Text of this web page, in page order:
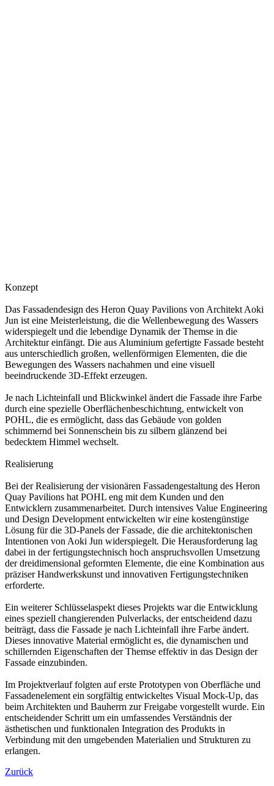
Konzept
Das Fassadendesign des Heron Quay Pavilions von Architekt Aoki
Jun ist eine Meisterleistung, die die Wellenbewegung des Wassers
widerspiegelt und die lebendige Dynamik der Themse in die
Architektur einfängt. Die aus Aluminium gefertigte Fassade besteht
aus unterschiedlich großen, wellenförmigen Elementen, die die
Bewegungen des Wassers nachahmen und eine visuell
beeindruckende 3D-Effekt erzeugen.
Je nach Lichteinfall und Blickwinkel ändert die Fassade ihre Farbe
durch eine spezielle Oberflächenbeschichtung, entwickelt von
POHL, die es ermöglicht, dass das Gebäude von golden
schimmernd bei Sonnenschein bis zu silbern glänzend bei
bedecktem Himmel wechselt.
Realisierung
Bei der Realisierung der visionären Fassadengestaltung des Heron
Quay Pavilions hat POHL eng mit dem Kunden und den
Entwicklern zusammenarbeitet. Durch intensives Value Engineering
und Design Development entwickelten wir eine kostengünstige
Lösung für die 3D-Panels der Fassade, die die architektonischen
Intentionen von Aoki Jun widerspiegelt. Die Herausforderung lag
dabei in der fertigungstechnisch hoch anspruchsvollen Umsetzung
der dreidimensional geformten Elemente, die eine Kombination aus
präziser Handwerkskunst und innovativen Fertigungstechniken
erforderte.
Ein weiterer Schlüsselaspekt dieses Projekts war die Entwicklung
eines speziell changierenden Pulverlacks, der entscheidend dazu
beiträgt, dass die Fassade je nach Lichteinfall ihre Farbe ändert.
Dieses innovative Material ermöglicht es, die dynamischen und
schillernden Eigenschaften der Themse effektiv in das Design der
Fassade einzubinden.
Im Projektverlauf folgten auf erste Prototypen von Oberfläche und
Fassadenelement ein sorgfältig entwickeltes Visual Mock-Up, das
beim Architekten und Bauherrn zur Freigabe vorgestellt wurde. Ein
entscheidender Schritt um ein umfassendes Verständnis der
ästhetischen und funktionalen Integration des Produkts in
Verbindung mit den umgebenden Materialien und Strukturen zu
erlangen.
Zurück